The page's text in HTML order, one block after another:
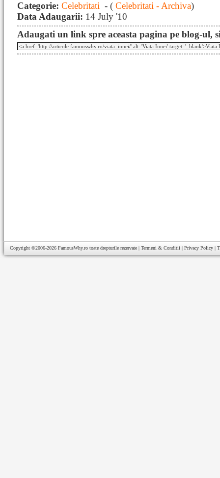
Categorie: Celebritati - ( Celebritati - Archiva)
Data Adaugarii: 14 July '10
Adaugati un link spre aceasta pagina pe blog-ul,
Copyright ©2006-2026 FamousWhy.ro toate drepturile rezervate | Termeni & Conditii | Privacy Policy |